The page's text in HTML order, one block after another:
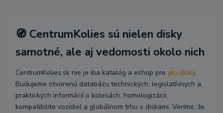
🧭 CentrumKolies sú nielen disky
samotné, ale aj vedomosti okolo nich
CentrumKolies.sk nie je iba katalóg a eshop pre alu disky.
Budujeme otvorenú databázu technických, legislatívnych a
praktických informácií o kolesách, homologizácii,
kompatibilite vozidiel a globálnom trhu s diskami. Veríme, že